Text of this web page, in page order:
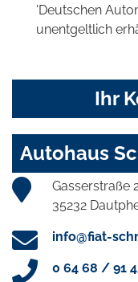
'Deutschen
unentgeltlich
Ihr
Autohaus
Gasserstraße
35232
info@fiat-
0 64 68 / 91